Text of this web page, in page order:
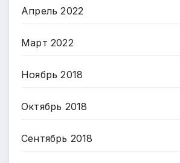
Апрель 2022
Март 2022
Ноябрь 2018
Октябрь 2018
Сентябрь 2018